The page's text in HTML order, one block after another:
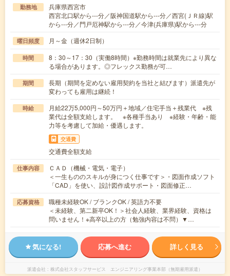
勤務地
兵庫県西宮市
西宮北口駅から---分／阪神国道駅から---分／西宮(ＪＲ線)駅
から---分／門戸厄神駅から---分／今津(兵庫県)駅から---分
曜日頻度 月～金（週休2日制）
時間
8：30～17：30（実働8時間）※勤務時間は就業先により異な
る場合があります。◎フレックス勤務が可…
期間
長期（期間を定めない雇用契約を当社と結びます）派遣先が
変わっても雇用は継続！
時給
月給22万5,000円～50万円＋地域／住宅手当＋残業代 ※残
業代は全額支給します。 ※各種手当あり ※経験・年齢・能
力等を考慮して加給・優遇します。
交通費
交通費全額支給
仕事内容
ＣＡＤ（機械・電気・電子）
＜一生もののスキルが身につく仕事です＞・図面作成ソフト
「CAD」を使い、設計図作成サポート・図面修正…
応募資格
職種未経験OK / ブランクOK / 英語力不要
＜未経験、第二新卒OK！＞社会人経験、業界経験、資格は
問いません！※高卒以上の方（勉強内容は不問）▼…
気になる! 応募へ進む 詳しく見る
派遣会社 株式会社スタッフサービス エンジニアリング事業本部（無期雇用派遣）